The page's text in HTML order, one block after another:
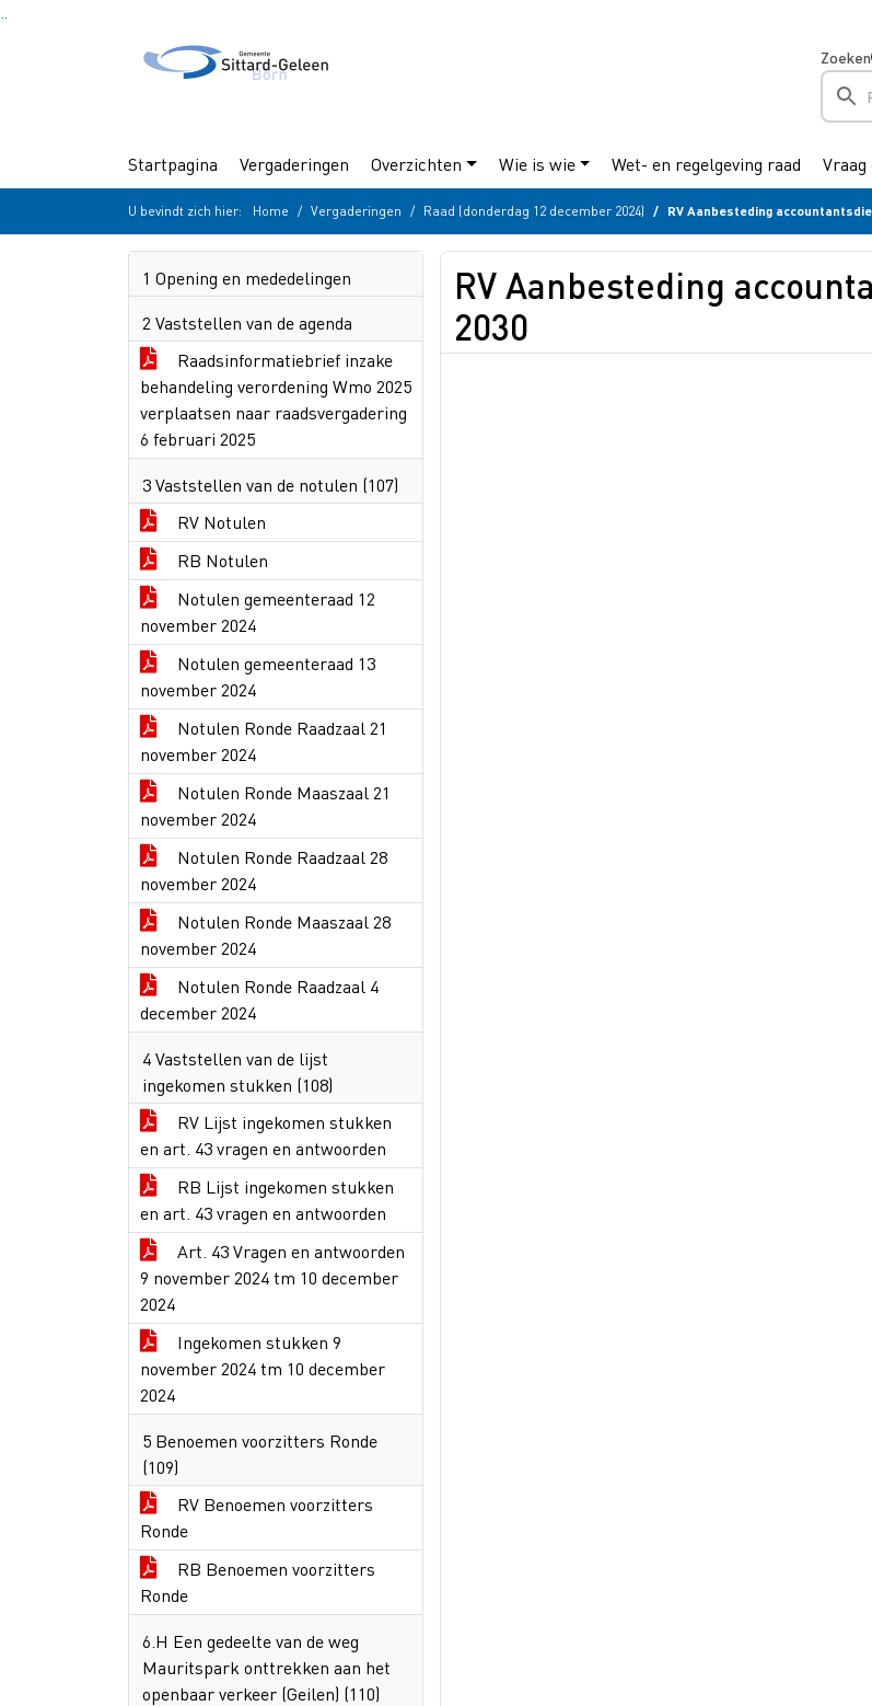
Zoeken
Startpagina Vergaderingen Overzichten Wie is wie Wet- en regelgeving raad
U bevindt zich hier: Home Vergaderingen Raad (donderdag 12 december 2024) RV Aanbesteding
1 Opening en mededelingen
2 Vaststellen van de agenda
Raadsinformatiebrief inzake
behandeling verordening Wmo 2025
verplaatsen naar raadsvergadering
6 februari 2025
3 Vaststellen van de notulen (107)
RV Notulen
RB Notulen
Notulen gemeenteraad 12
november 2024
Notulen gemeenteraad 13
november 2024
Notulen Ronde Raadzaal 21
november 2024
Notulen Ronde Maaszaal 21
november 2024
Notulen Ronde Raadzaal 28
november 2024
Notulen Ronde Maaszaal 28
november 2024
Notulen Ronde Raadzaal 4
december 2024
4 Vaststellen van de lijst
ingekomen stukken (108)
RV Lijst ingekomen stukken
en art. 43 vragen en antwoorden
RB Lijst ingekomen stukken
en art. 43 vragen en antwoorden
Art. 43 Vragen en antwoorden
9 november 2024 tm 10 december
2024
Ingekomen stukken 9
november 2024 tm 10 december
2024
5 Benoemen voorzitters Ronde
(109)
RV Benoemen voorzitters
Ronde
RB Benoemen voorzitters
Ronde
6.H Een gedeelte van de weg
Mauritspark onttrekken aan het
openbaar verkeer (Geilen) (110)
RV Aanbesteding
2030